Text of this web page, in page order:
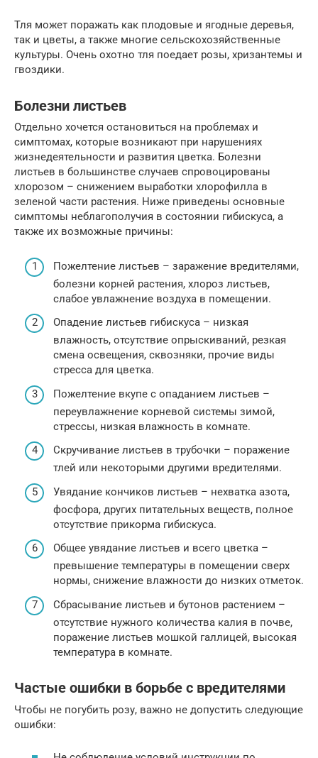
Тля может поражать как плодовые и ягодные деревья,
так и цветы, а также многие сельскохозяйственные
культуры. Очень охотно тля поедает розы, хризантемы и
гвоздики.
Болезни листьев
Отдельно хочется остановиться на проблемах и
симптомах, которые возникают при нарушениях
жизнедеятельности и развития цветка. Болезни
листьев в большинстве случаев спровоцированы
хлорозом – снижением выработки хлорофилла в
зеленой части растения. Ниже приведены основные
симптомы неблагополучия в состоянии гибискуса, а
также их возможные причины:
Пожелтение листьев – заражение вредителями,
болезни корней растения, хлороз листьев,
слабое увлажнение воздуха в помещении.
Опадение листьев гибискуса – низкая
влажность, отсутствие опрыскиваний, резкая
смена освещения, сквозняки, прочие виды
стресса для цветка.
Пожелтение вкупе с опаданием листьев –
переувлажнение корневой системы зимой,
стрессы, низкая влажность в комнате.
Скручивание листьев в трубочки – поражение
тлей или некоторыми другими вредителями.
Увядание кончиков листьев – нехватка азота,
фосфора, других питательных веществ, полное
отсутствие прикорма гибискуса.
Общее увядание листьев и всего цветка –
превышение температуры в помещении сверх
нормы, снижение влажности до низких отметок.
Сбрасывание листьев и бутонов растением –
отсутствие нужного количества калия в почве,
поражение листьев мошкой галлицей, высокая
температура в комнате.
Частые ошибки в борьбе с вредителями
Чтобы не погубить розу, важно не допустить следующие
ошибки: